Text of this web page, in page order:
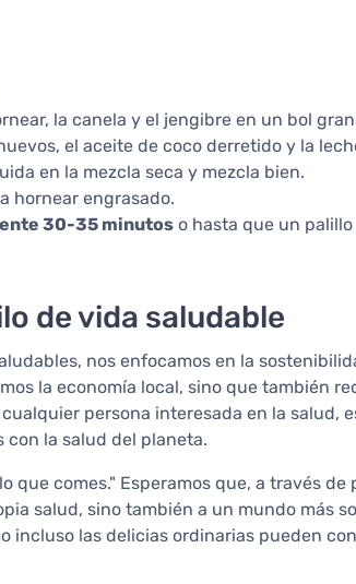
la canela y el jengibre en un bol
el aceite de coco derretido y la
en la mezcla seca y mezcla bien.
hornear engrasado.
30-35 minutos o hasta que un
de vida saludable
nos enfocamos en la
la economía local, sino que también
persona interesada en la salud,
con la salud del planeta.
que comes." Esperamos que, a través
salud, sino también a un mundo más
incluso las delicias ordinarias pueden